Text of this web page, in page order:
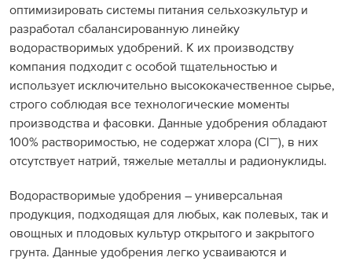
оптимизировать системы питания сельхозкультур и
разработал сбалансированную линейку
водорастворимых удобрений. К их производству
компания подходит с особой тщательностью и
использует исключительно высококачественное сырье,
строго соблюдая все технологические моменты
производства и фасовки. Данные удобрения обладают
100% растворимостью, не содержат хлора (Cl—), в них
отсутствует натрий, тяжелые металлы и радионуклиды.
Водорастворимые удобрения – универсальная
продукция, подходящая для любых, как полевых, так и
овощных и плодовых культур открытого и закрытого
грунта. Данные удобрения легко усваиваются и